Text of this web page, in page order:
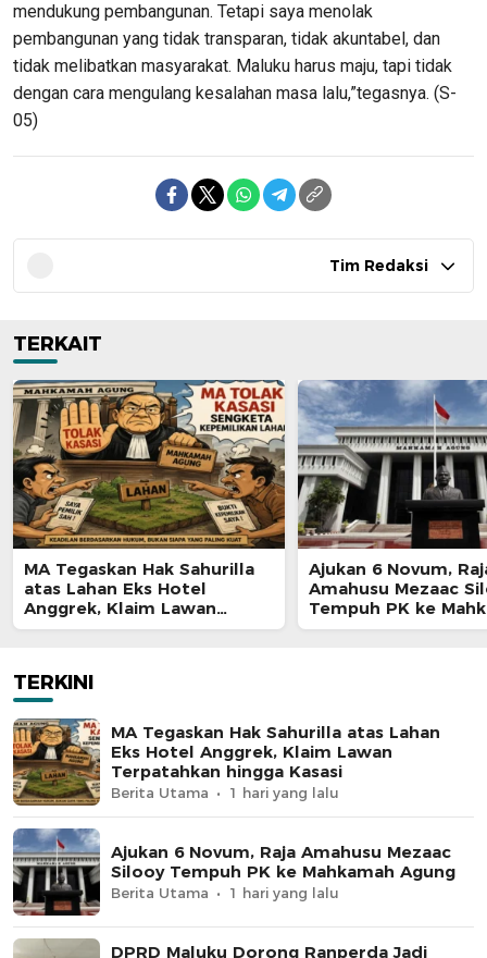
mendukung pembangunan. Tetapi saya menolak
pembangunan yang tidak transparan, tidak akuntabel, dan
tidak melibatkan masyarakat. Maluku harus maju, tapi tidak
dengan cara mengulang kesalahan masa lalu,”tegasnya. (S-
05)
Tim Redaksi
TERKAIT
MA Tegaskan Hak Sahurilla
atas Lahan Eks Hotel
Anggrek, Klaim Lawan
Terpatahkan hingga Kasasi
Ajukan 6 Novum,
Amahusu Mezaac
Tempuh PK ke
Agung
TERKINI
MA Tegaskan Hak Sahurilla atas Lahan
Eks Hotel Anggrek, Klaim Lawan
Terpatahkan hingga Kasasi
Berita Utama 1 hari yang lalu
Ajukan 6 Novum, Raja Amahusu Mezaac
Silooy Tempuh PK ke Mahkamah Agung
Berita Utama 1 hari yang lalu
DPRD Maluku Dorong Ranperda Jadi